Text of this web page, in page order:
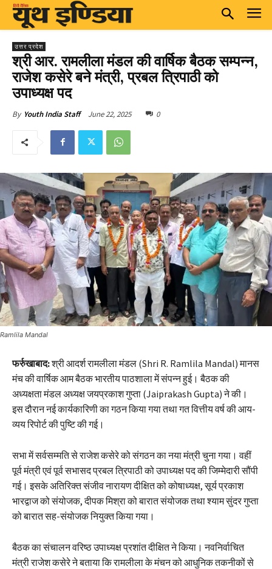
उत्तर प्रदेश
श्री आर. रामलीला मंडल की वार्षिक बैठक सम्पन्न,
राजेश कसेरे बने मंत्री, प्रबल त्रिपाठी को
उपाध्यक्ष पद
By Youth India Staff June 22, 2025 0
Ramlila Mandal
फर्रुखाबाद:श्री आदर्श रामलीला मंडल (Shri R. Ramlila Mandal) मानस
मंच की वार्षिक आम बैठक भारतीय पाठशाला में संपन्न हुई। बैठक की
अध्यक्षता मंडल अध्यक्ष जयप्रकाश गुप्ता (Jaiprakash Gupta) ने की।
इस दौरान नई कार्यकारिणी का गठन किया गया तथा गत वित्तीय वर्ष की आय-
व्यय रिपोर्ट की पुष्टि की गई।
सभा में सर्वसम्मति से राजेश कसेरे को संगठन का नया मंत्री चुना गया। वहीं
पूर्व मंत्री एवं पूर्व सभासद प्रबल त्रिपाठी को उपाध्यक्ष पद की जिम्मेदारी सौंपी
गई। इसके अतिरिक्त संजीव नारायण दीक्षित को कोषाध्यक्ष, सूर्य प्रकाश
भारद्वाज को संयोजक, दीपक मिश्रा को बारात संयोजक तथा श्याम सुंदर गुप्ता
को बारात सह-संयोजक नियुक्त किया गया।
बैठक का संचालन वरिष्ठ उपाध्यक्ष प्रशांत दीक्षित ने किया। नवनिर्वाचित
मंत्री राजेश कसेरे ने बताया कि रामलीला के मंचन को आधुनिक तकनीकों से